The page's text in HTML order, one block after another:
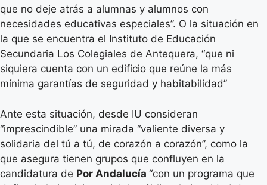
que no deje atrás a alumnas y alumnos con
necesidades educativas especiales”. O la situación en
la que se encuentra el Instituto de Educación
Secundaria Los Colegiales de Antequera, “que ni
siquiera cuenta con un edificio que reúne la más
mínima garantías de seguridad y habitabilidad”
Ante esta situación, desde IU consideran
“imprescindible” una mirada “valiente diversa y
solidaria del tú a tú, de corazón a corazón”, como la
que asegura tienen grupos que confluyen en la
candidatura de Por Andalucía “con un programa que